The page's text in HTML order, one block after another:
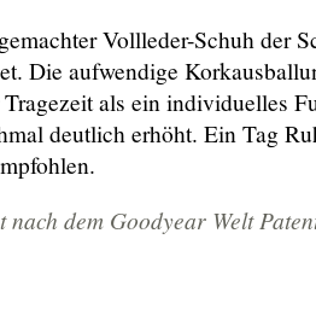
Vollleder-Schuh der
Die aufwendige
als ein individuelles
deutlich erhöht. Ein Tag
nach dem Goodyear Welt